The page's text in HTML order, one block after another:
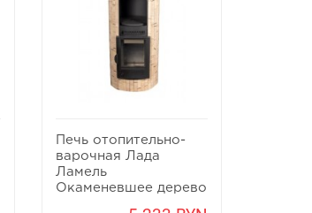
Печь отопительно-
варочная Лада
Ламель
Окаменевшее дерево